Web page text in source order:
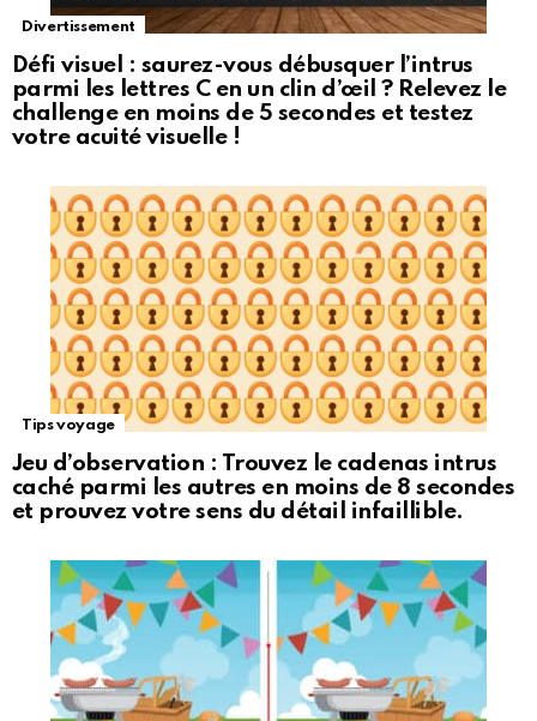
Divertissement
Défi visuel : saurez-vous débusquer l’intrus
parmi les lettres C en un clin d’œil ? Relevez le
challenge en moins de 5 secondes et testez
votre acuité visuelle !
Tips voyage
Jeu d’observation : Trouvez le cadenas intrus
caché parmi les autres en moins de 8 secondes
et prouvez votre sens du détail infaillible.